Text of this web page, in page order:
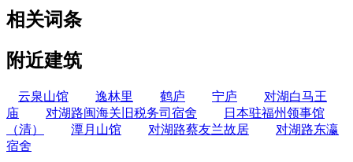
相关词条
附近建筑
云泉山馆 逸林里 鹤庐 宁庐
对湖白马王
庙
对湖路闽海关旧税务司宿舍
日本驻福州领事馆
（清）
潭月山馆 对湖路蔡友兰故居
对湖路东瀛
宿舍